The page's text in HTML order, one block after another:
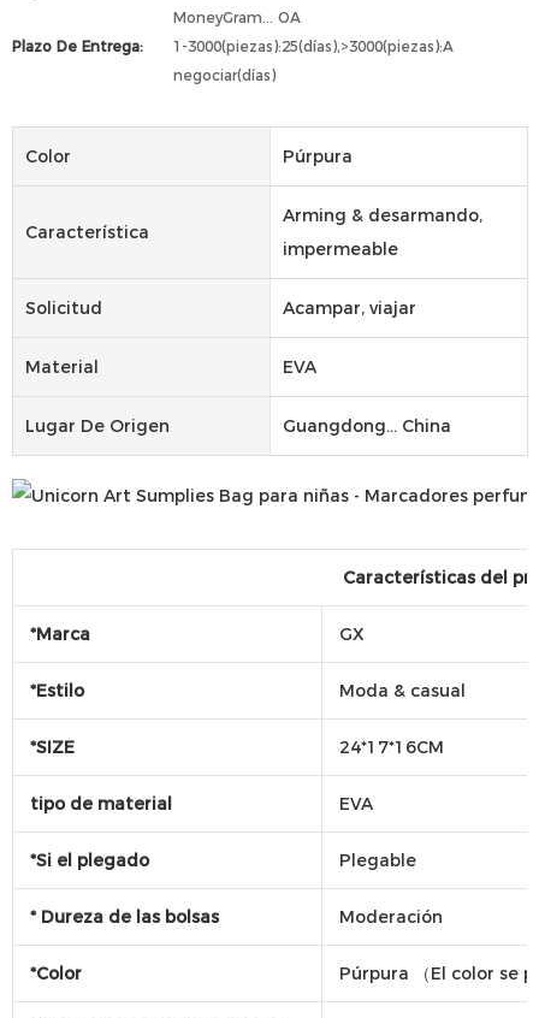
MoneyGram... OA
Plazo De Entrega:
1-3000(piezas):25(días),>3000(piezas):A
negociar(días)
Color Púrpura
Característica
Arming & desarmando,
impermeable
Solicitud Acampar, viajar
Material EVA
Lugar De Origen Guangdong... China
Características del
*Marca GX
*Estilo Moda & casual
*SIZE 24*17*16CM
tipo de material EVA
*Si el plegado Plegable
* Dureza de las bolsas Moderación
*Color Púrpura （El color se